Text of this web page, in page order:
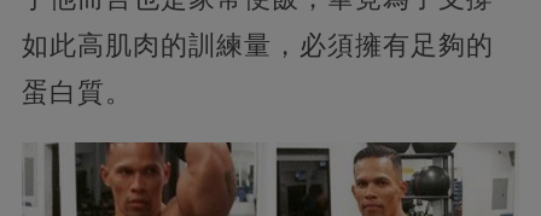
如此高肌肉的訓練量，必須擁有足夠的
蛋白質。